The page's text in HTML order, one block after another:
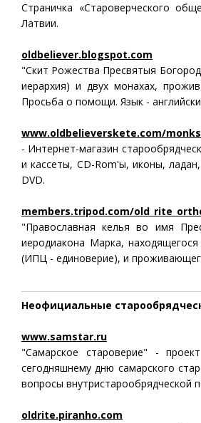
Страничка «Староверческого
Латвии.
oldbeliever.blogspot.com
"Скит Рожества Пресвятыя
иерархия) и двух монахах,
Просьба о помощи. Язык -
www.oldbelieverskete.com/
- Интернет-магазин
и кассеты, CD-Rom'ы, иконы,
DVD.
members.tripod.com/
"Православная келья во имя
иеродиакона Марка,
(ИПЦ - единоверие), и
Неофициальные
www.samstar.ru
"Самарское староверие" -
сегодняшнему дню самарского
вопросы внутристарообрядческой
oldrite.piranho.com